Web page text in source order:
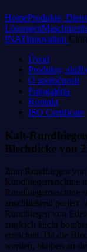
HomeProdukte,
Lösungen
INATInnovation
Úvod
Produkty,
O spoločnosti
Fotogaléria
Kontakt
ISO Certificate
Kalt-
Blechdicke von
Zum Rundbiegen
Rundbiegemaschine
Rundbiegemaschine
anschließend poliert,
Rundbiegen von
zugleich leicht
erreichen. Da die
werden, bleiben an